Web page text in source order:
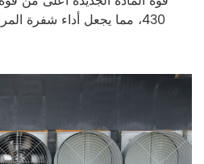
430، مما يجعل أداء شفرة